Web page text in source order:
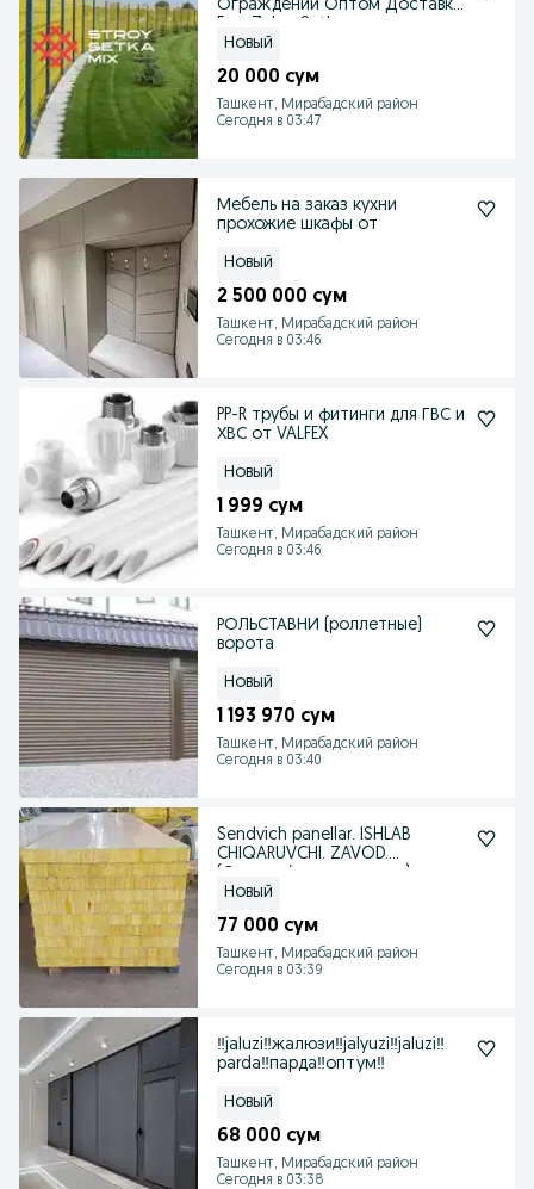
Ограждении Оптом Доставка
Новый
20 000 сум
Ташкент, Мирабадский район
Сегодня в 03:47
Мебель на заказ кухни
прохожие шкафы от
Новый
2 500 000 сум
Ташкент, Мирабадский район
Сегодня в 03:46
PP-R трубы и фитинги для ГВС и
ХВС от VALFEX
Новый
1 999 сум
Ташкент, Мирабадский район
Сегодня в 03:46
РОЛЬСТАВНИ (роллетные)
ворота
Новый
1 193 970 сум
Ташкент, Мирабадский район
Сегодня в 03:40
Sendvich panellar. ISHLAB
CHIQARUVCHI. ZAVOD.
Новый
77 000 сум
Ташкент, Мирабадский район
Сегодня в 03:39
‼️jaluzi‼️жалюзи‼️jalyuzi‼️jaluzi‼️
parda‼️парда‼️оптум‼️
Новый
68 000 сум
Ташкент, Мирабадский район
Сегодня в 03:38